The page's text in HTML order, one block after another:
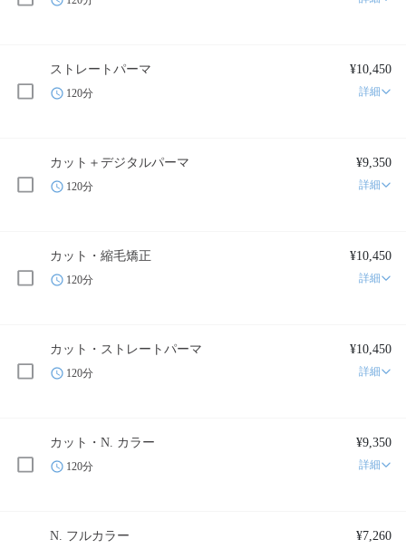
ストレートパーマ ¥10,450
120分 詳細
カット＋デジタルパーマ ¥9,350
120分 詳細
カット・縮毛矯正 ¥10,450
120分 詳細
カット・ストレートパーマ ¥10,450
120分 詳細
カット・N. カラー ¥9,350
120分 詳細
N. フルカラー ¥7,260